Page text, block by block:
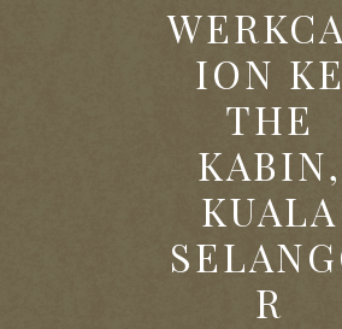
ION KE
THE
KABIN,
KUALA
R